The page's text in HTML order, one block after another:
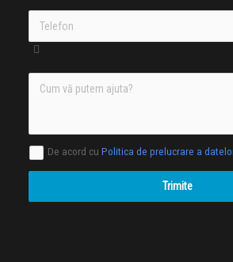
De acord cu Politica de prelucrare a
Trimite